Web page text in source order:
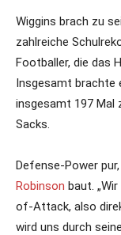
Wiggins brach zu
zahlreiche
Footballer, die das
Insgesamt brachte
insgesamt 197 Mal
Sacks.
Defense-Power
Robinson baut.
of-Attack, also
wird uns durch